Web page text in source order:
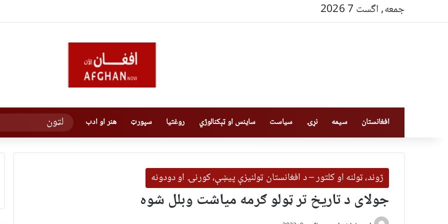
جمعه, اگست 7 2026
افغانستان سیمه نړۍ سیاست ساینس او ټېکنالوژي روغتیا سپورټ هنر او ادب
ژوند، ټولنه او کلتور – د افغانستان ټولنیزې پیښې، کورنۍ او دودونه
جولای د تاریخ تر ټولو ګرمه میاشت وبلل شوه